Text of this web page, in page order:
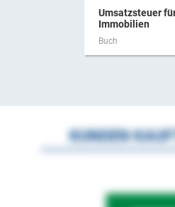
Umsatzsteuer
Immobilien
Buch
KUNDEN